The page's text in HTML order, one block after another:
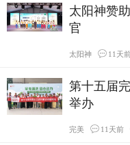
太阳神赞
官
太阳神 11天
第十五届
举办
完美 11天前